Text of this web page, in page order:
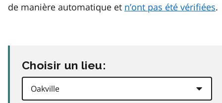
de manière automatique et n’ont pas été vérifiées.
Choisir un lieu: